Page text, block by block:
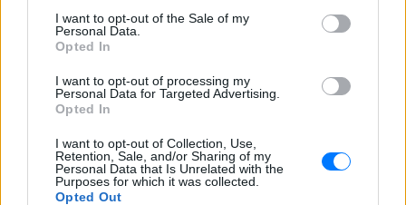
I want to opt-out of the Sale of my
Personal Data.
Opted In
I want to opt-out of processing my
Personal Data for Targeted Advertising.
Opted In
I want to opt-out of Collection, Use,
Retention, Sale, and/or Sharing of my
Personal Data that Is Unrelated with the
Purposes for which it was collected.
Opted Out
Ελλάδας στη Eurovision.
απίθανη ατάκα στην κάμερα του
MEGA
Η κάμερα της εκπομπής «Κοινωνία Ώρα
MEGA» κατέγραψε τη διασκεδαστική
στιγμή από το λιμάνι του Πειραιά, την
Παρασκευή 7 Αυγούστου.